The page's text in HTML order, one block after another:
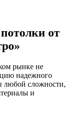
от
рынке не
надежного
любой сложности,
и